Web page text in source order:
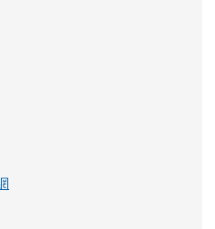
礙者權利公約2.jpg
規範3.png